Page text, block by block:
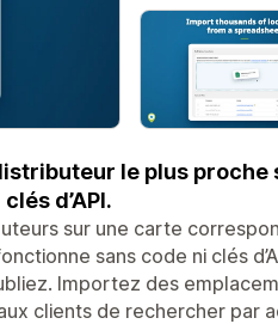
le plus proche
d’API.
sur une carte
sans code ni clés
Importez des
clients de rechercher par